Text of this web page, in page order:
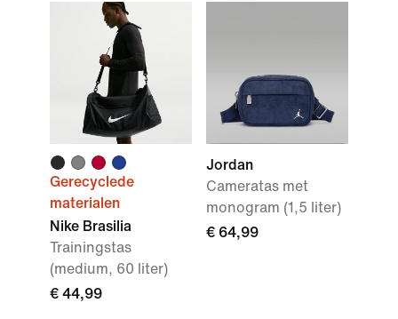
Gerecyclede
materialen
Nike Brasilia
Trainingstas
(medium, 60 liter)
€ 44,99
Jordan
Cameratas met
monogram (1,5 liter)
€ 64,99